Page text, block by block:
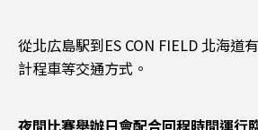
從北広島駅到ES CON FIELD 北海道
計程車等交通方式。
夜間比賽舉辦日會配合回程時間運行